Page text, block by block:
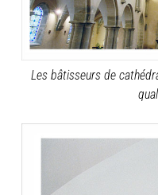
Les bâtisseurs de